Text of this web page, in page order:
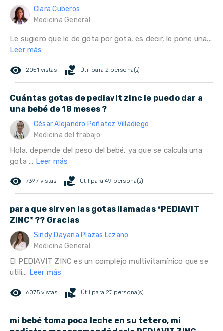
Clara Cuberos
Medicina General
Le sugiero que le de gota por gota, es decir, le pone una...
Leer más
remove_red_eye 2051 vistas volunteer_activism Útil para 2 persona(s)
Cuántas gotas de pediavit zinc le puedo dar a
una bebé de 18 meses ?
César Alejandro Peñatez Villadiego
Medicina del trabajo
Hola, depende del peso del bebé, ya que se calcula una
gota ... Leer más
remove_red_eye 7397 vistas volunteer_activism Útil para 49 persona(s)
para que sirven las gotas llamadas *PEDIAVIT
ZINC* ?? Gracias
Sindy Dayana Plazas Lozano
Medicina General
El PEDIAVIT ZINC es un complejo multivitamínico que se
utili... Leer más
remove_red_eye 6075 vistas volunteer_activism Útil para 27 persona(s)
mi bebé toma poca leche en su tetero, mi